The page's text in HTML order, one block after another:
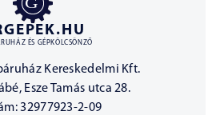
ÉS GÉPKÖLCSÖNZŐ
Kereskedelmi Kft.
Esze Tamás utca 28.
32977923-2-09